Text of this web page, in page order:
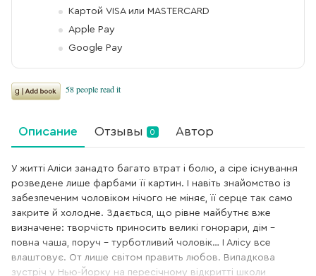
Картой VISA или MASTERCARD
Apple Pay
Google Pay
Описание Отзывы 0 Автор
У житті Аліси занадто багато втрат і болю, а сіре існування
розведене лише фарбами її картин. І навіть знайомство із
забезпеченим чоловіком нічого не міняє, її серце так само
закрите й холодне. Здається, що рівне майбутнє вже
визначене: творчість приносить великі гонорари, дім –
повна чаша, поруч – турботливий чоловік… І Алісу все
влаштовує. От лише світом править любов. Випадкова
зустріч у Нью-Йорку на пересічному відкритті школи